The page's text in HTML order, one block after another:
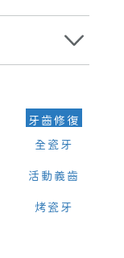
率會及時告知客人
知我們你原本預約
牙齒修復
全瓷牙
活動義齒
烤瓷牙